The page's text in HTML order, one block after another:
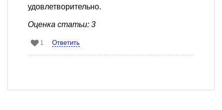
удовлетворительно.
Оценка статьи: 3
1 Ответить